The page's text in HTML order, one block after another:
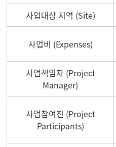
사업대상 지역 (Site)
사업비 (Expenses)
사업책임자 (Project
Manager)
사업참여진 (Project
Participants)